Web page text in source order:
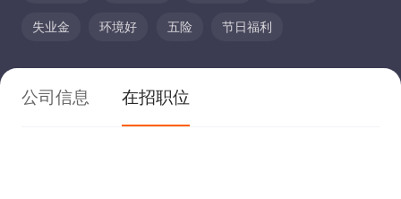
失业金 环境好 五险 节日福利
公司信息 在招职位